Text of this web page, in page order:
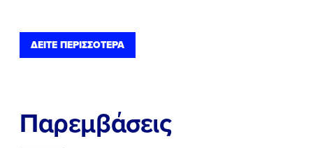
ΔΕΙΤΕ ΠΕΡΙΣΣΟΤΕΡΑ
Παρεμβάσεις